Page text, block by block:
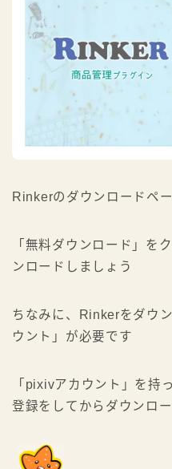
Rinkerのダウンロードペ
「無料ダウンロード」を
ンロードしましょう
ちなみに、Rinkerをダウ
ウント」が必要です
「pixivアカウント」を持
登録をしてからダウンロ